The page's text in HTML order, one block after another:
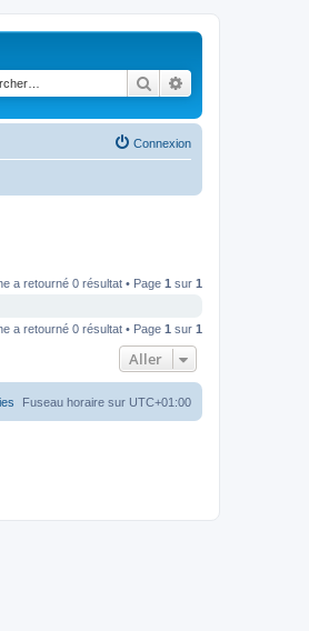
Rechercher
Connexion
a retourné 0 résultat • Page 1 sur 1
a retourné 0 résultat • Page 1 sur 1
Aller
Fuseau horaire sur UTC+01:00